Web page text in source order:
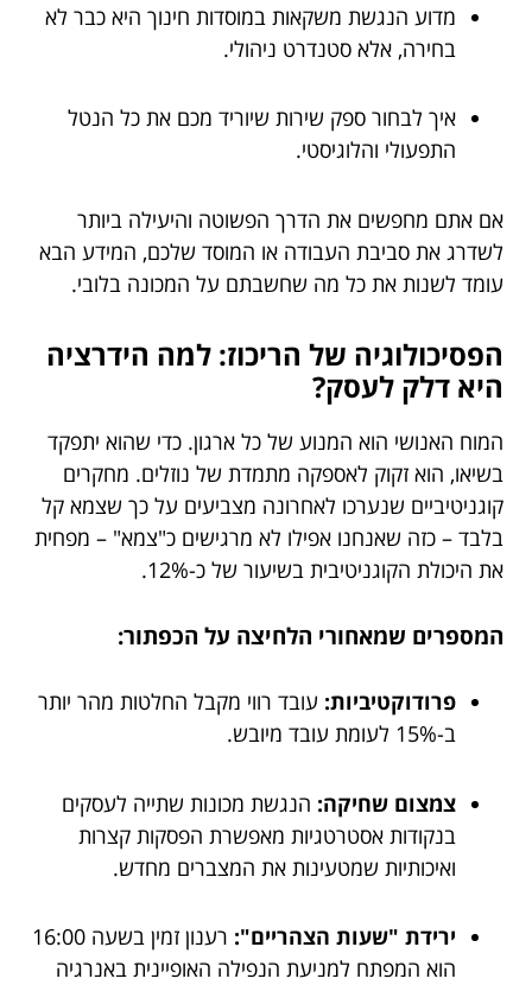
מדוע הנגשת משקאות במוסדות חינוך היא כבר לא
בחירה, אלא סטנדרט ניהולי.
איך לבחור ספק שירות שיוריד מכם את כל הנטל
התפעולי והלוגיסטי.
אם אתם מחפשים את הדרך הפשוטה והיעילה ביותר
לשדרג את סביבת העבודה או המוסד שלכם, המידע הבא
עומד לשנות את כל מה שחשבתם על המכונה בלובי.
הפסיכולוגיה של הריכוז: למה הידרציה
היא דלק לעסק?
המוח האנושי הוא המנוע של כל ארגון. כדי שהוא יתפקד
בשיאו, הוא זקוק לאספקה מתמדת של נוזלים. מחקרים
קוגניטיביים שנערכו לאחרונה מצביעים על כך שצמא קל
בלבד – כזה שאנחנו אפילו לא מרגישים כ"צמא" – מפחית
את היכולת הקוגניטיבית בשיעור של כ-12%.
המספרים שמאחורי הלחיצה על הכפתור:
פרודוקטיביות: עובד רווי מקבל החלטות מהר יותר
ב-15% לעומת עובד מיובש.
צמצום שחיקה: הנגשת מכונות שתייה לעסקים
בנקודות אסטרטגיות מאפשרת הפסקות קצרות
ואיכותיות שמטעינות את המצברים מחדש.
ירידת "שעות הצהריים":
רענון זמין בשעה 16:00
הוא המפתח למניעת הנפילה האופיינית באנרגיה